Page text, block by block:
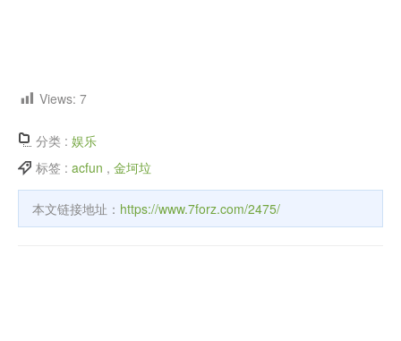
Views: 7
分类 : 娱乐
标签 : acfun , 金坷垃
本文链接地址： https://www.7forz.com/2475/